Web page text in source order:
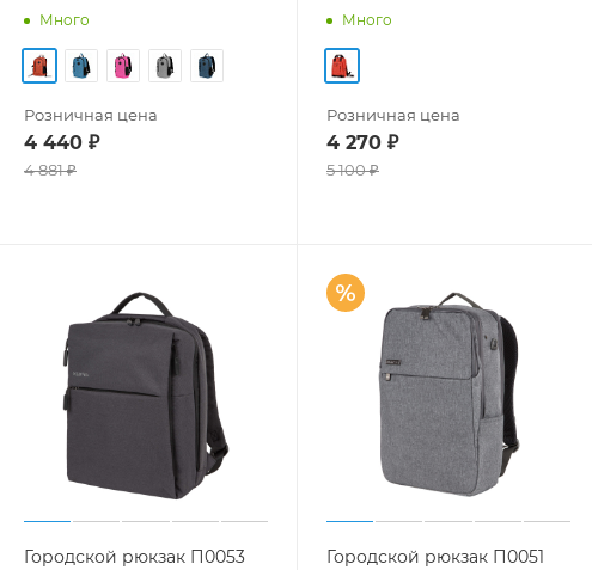
Много
Розничная цена
4 440 ₽
4 881₽
Много
Розничная цена
4 270 ₽
5 100₽
Городской рюкзак П0053 Городской рюкзак П0051